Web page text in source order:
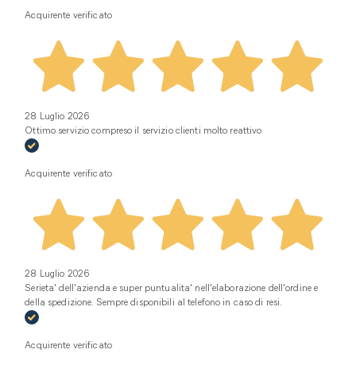
Acquirente verificato
28 Luglio 2026
Ottimo servizio compreso il servizio clienti molto reattivo
Acquirente verificato
28 Luglio 2026
Serieta' dell'azienda e super puntualita' nell'elaborazione dell'ordine e
della spedizione. Sempre disponibili al telefono in caso di resi.
Acquirente verificato